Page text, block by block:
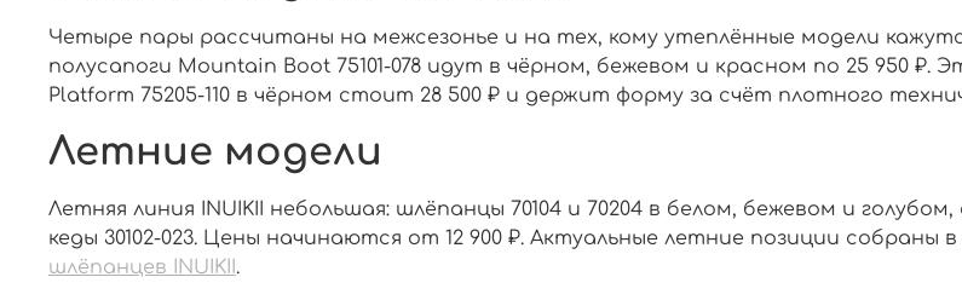
Четыре пары рассчитаны на межсезонье и на тех, кому утеплённые модели
полусапоги Mountain Boot 75101-078 идут в чёрном, бежевом и красном по 25 950
Platform 75205-110 в чёрном стоит 28 500 ₽ и держит форму за счёт плотного
Летние модели
Летняя линия INUIKII небольшая: шлёпанцы 70104 и 70204 в белом, бежевом и
кеды 30102-023. Цены начинаются от 12 900 ₽. Актуальные летние позиции собраны в
шлёпанцев INUIKII .